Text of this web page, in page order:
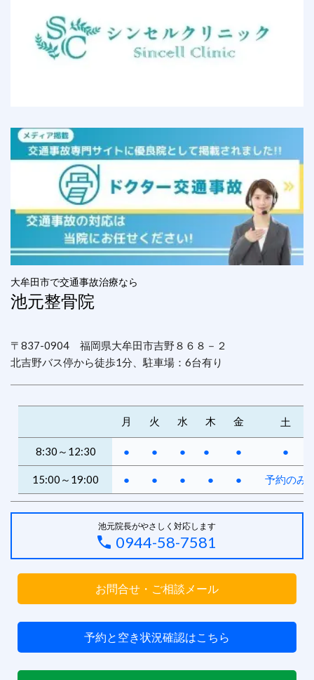
大牟田市で交通事故治療なら
池元整骨院
〒837-0904 福岡県大牟田市吉野８６８－２
北吉野バス停から徒歩1分、駐車場：6台有り
月 火 水 木 金 土
8:30～12:30 ● ● ● ● ● ●
15:00～19:00 ● ● ● ● ● 予約のみ
池元院長がやさしく対応します
0944-58-7581
お問合せ・ご相談メール
予約と空き状況確認はこちら